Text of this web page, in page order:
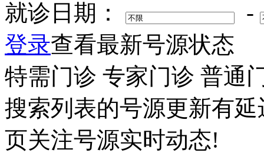
就诊日期：
-
登录查看最新号源状态
特需门诊 专家门诊 普通
搜索列表的号源更新有
页关注号源实时动态!